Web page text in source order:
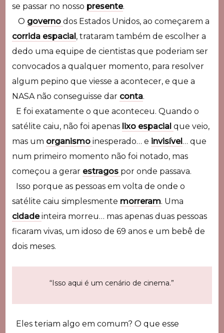
se passar no nosso presente.
O governo dos Estados Unidos, ao começarem a
corrida espacial , trataram também de escolher a
dedo uma equipe de cientistas que poderiam ser
convocados a qualquer momento, para resolver
algum pepino que viesse a acontecer, e que a
NASA não conseguisse dar conta.
E foi exatamente o que aconteceu. Quando o
satélite caiu, não foi apenas lixo espacial que veio,
mas um organismo inesperado… e invisível … que
num primeiro momento não foi notado, mas
começou a gerar estragos por onde passava.
Isso porque as pessoas em volta de onde o
satélite caiu simplesmente morreram. Uma
cidadeinteira morreu… mas apenas duas pessoas
ficaram vivas, um idoso de 69 anos e um bebê de
dois meses.
“Isso aqui é um cenário de cinema.”
Eles teriam algo em comum? O que esse